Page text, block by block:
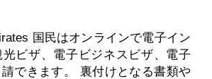
国民はオンラインで電子イン
光ビザ、電子ビジネスビザ、電子
できます。 裏付けとなる書類や